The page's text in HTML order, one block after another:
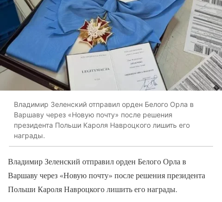
Владимир Зеленский отправил орден Белого Орла в
Варшаву через «Новую почту» после решения
президента Польши Кароля Навроцкого лишить его
награды.
Владимир Зеленский отправил орден Белого Орла в
Варшаву через «Новую почту» после решения президента
Польши Кароля Навроцкого лишить его награды.